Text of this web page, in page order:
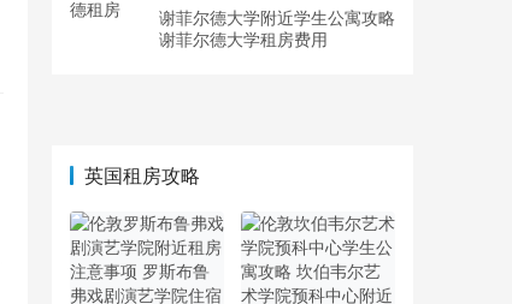
谢菲尔德大学附近学生公寓攻略
谢菲尔德大学租房费用
英国租房攻略